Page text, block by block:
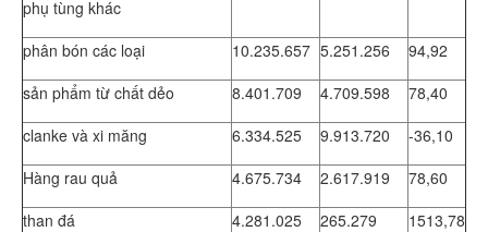
phụ tùng khác
phân bón các loại 10.235.657 5.251.256
94,92
sản phẩm từ chất dẻo
8.401.709 4.709.598
78,40
clanke và xi măng
6.334.525 9.913.720
-36,10
Hàng rau quả
4.675.734 2.617.919
78,60
than đá
4.281.025 265.279
1513,78